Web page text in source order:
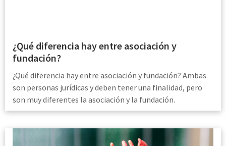
¿Qué diferencia hay entre asociación y
fundación?
¿Qué diferencia hay entre asociación y fundación? Ambas
son personas jurídicas y deben tener una finalidad, pero
son muy diferentes la asociación y la fundación.